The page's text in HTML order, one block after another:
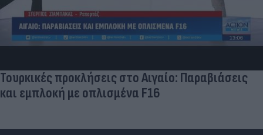
Τουρκικές προκλήσεις στο Αιγαίο: Παραβιάσεις
και εμπλοκή με οπλισμένα F16